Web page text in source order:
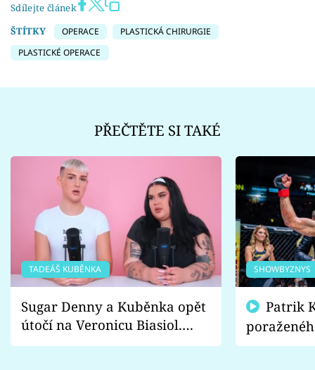
Sdílejte článek
ŠTÍTKY
OPERACE
PLASTICKÁ CHIRURGIE
PLASTICKÉ OPERACE
PŘEČTĚTE SI TAKÉ
TADEÁŠ KUBĚNKA
Sugar Denny a Kuběnka opět
útočí na Veronicu Biasiol.
Proč je podle nich falešná a
SHOWBYZNYS
fanoušci